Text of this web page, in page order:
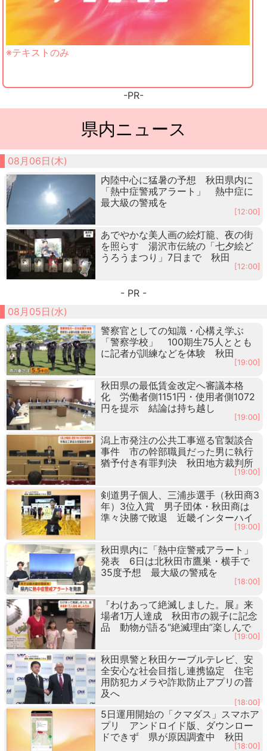
※テキストのみ
-PR-
県内ニュース
08月06日(木)
内陸中心に猛暑の予想 秋田県内に
「熱中症警戒アラート」 熱中症に
最大級の警戒を
[12:00]
あでやかな美人画の絵灯籠、夜の街
を照らす 湯沢市伝統の「七夕絵ど
うろうまつり」7日まで 秋田
[12:00]
- PR -
08月05日(水)
警察官としての知識・心構え学ぶ
「警察学校」 100期生75人ととも
に記者が訓練などを体験 秋田
[19:00]
秋田県の最低賃金改定へ審議本格
化 労働者側1151円・使用者側1072
円を提示 結論は持ち越し
[19:00]
潟上市発注の公共工事巡る官製談合
事件 市の幹部職員だった男に執行
猶予付き有罪判決 秋田地方裁判所
[19:00]
剣道男子個人、三浦歩選手（秋田商3
年）3位入賞 男子団体・秋田商は
準々決勝で敗退 近畿インターハイ
[19:00]
秋田県内に「熱中症警戒アラート」
発表 6日は北秋田市鷹巣・横手で
35度予想 最大級の警戒を
[18:00]
『わけあって絶滅しました。展』来
場者1万人達成 秋田市の親子に記念
品 動物が語る“絶滅理由”楽しんで
[19:00]
秋田県警と秋田ケーブルテレビ、安
全安心な社会目指し連携協定 住宅
用防犯カメラや詐欺防止アプリの普
及へ
[18:00]
5日運用開始の「クマダス」スマホア
プリ アンドロイド版、ダウンロー
ドできず 県が原因調査中 秋田
[18:00]